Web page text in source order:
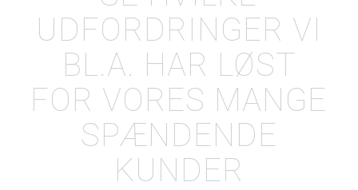
UDFORDRINGER VI
BL.A. HAR LØST
FOR VORES MANGE
SPÆNDENDE
KUNDER